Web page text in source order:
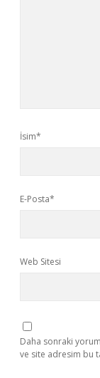
İsim*
E-Posta*
Web Sitesi
Daha sonraki
ve site adresim bu